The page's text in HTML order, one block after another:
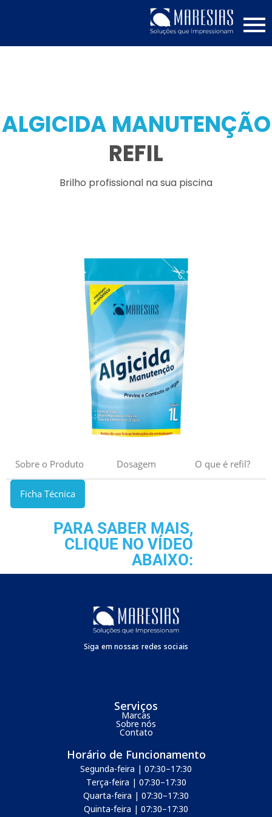
ALGICIDA MANUTENÇÃO
REFIL
Brilho profissional na sua piscina
Sobre o Produto Dosagem O que é refil?
50ml
250ml
Ficha Técnica
PARA SABER MAIS,
CLIQUE NO VÍDEO
ABAIXO:
Siga em nossas redes sociais
Serviços
Marcas
Sobre nós
Contato
Horário de Funcionamento
Segunda-feira | 07:30–17:30
Terça-feira | 07:30–17:30
Quarta-feira | 07:30–17:30
Quinta-feira | 07:30–17:30